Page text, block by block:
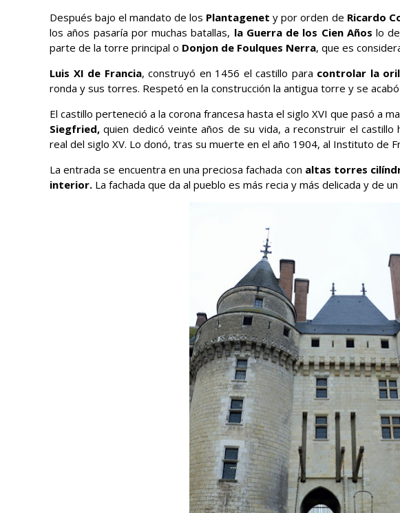
Después bajo el mandato de los Plantagenet y por orden de Ricardo
los años pasaría por muchas batallas, la Guerra de los Cien Años lo
parte de la torre principal o Donjon de Foulques Nerra, que es
Luis XI de Francia, construyó en 1456 el castillo para controlar la
ronda y sus torres. Respetó en la construcción la antigua torre y se
El castillo perteneció a la corona francesa hasta el siglo XVI que pasó a
Siegfried, quien dedicó veinte años de su vida, a reconstruir el
real del siglo XV. Lo donó, tras su muerte en el año 1904, al Instituto de
La entrada se encuentra en una preciosa fachada con altas torres
interior. La fachada que da al pueblo es más recia y más delicada y de